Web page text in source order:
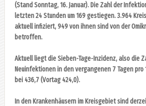
(Stand Sonntag, 16. Januar). Die Zahl der
letzten 24 Stunden um 169 gestiegen. 3.964
aktuell infiziert, 949 von ihnen sind von der
betroffen.
Aktuell liegt die Sieben-Tage-Inzidenz, also die
Neuinfektionen in den vergangenen 7 Tagen pro
bei 436,7 (Vortag 424,0).
In den Krankenhäusern im Kreisgebiet sind